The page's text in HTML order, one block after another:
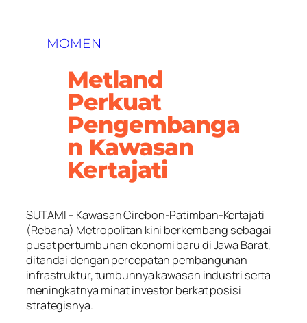
MOMEN
Metland
Perkuat
Pengembanga
n Kawasan
Kertajati
SUTAMI – Kawasan Cirebon-Patimban-Kertajati
(Rebana) Metropolitan kini berkembang sebagai
pusat pertumbuhan ekonomi baru di Jawa Barat,
ditandai dengan percepatan pembangunan
infrastruktur, tumbuhnya kawasan industri serta
meningkatnya minat investor berkat posisi
strategisnya.